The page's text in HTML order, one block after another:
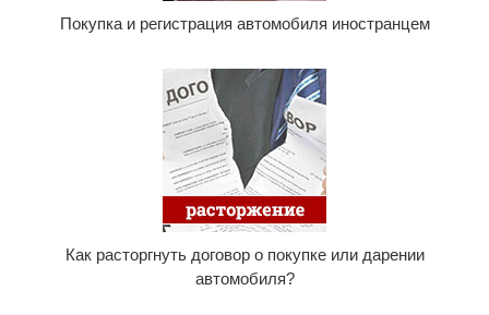
Покупка и регистрация автомобиля иностранцем
Как расторгнуть договор о покупке или дарении
автомобиля?